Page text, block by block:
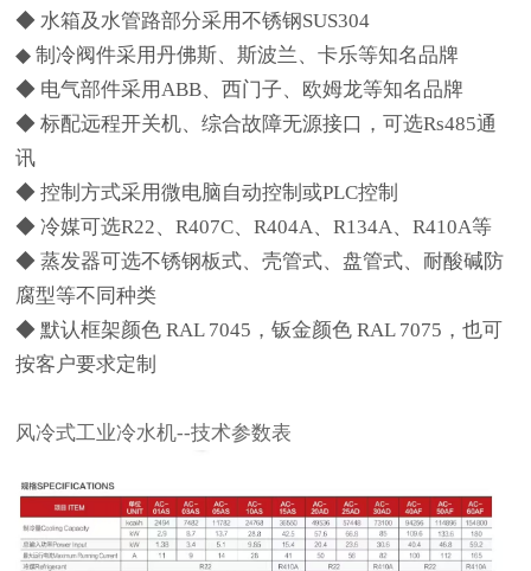
◆ 水箱及水管路部分采用不锈钢SUS304
◆ 制冷阀件采用丹佛斯、斯波兰、卡乐等知名品牌
◆ 电气部件采用ABB、西门子、欧姆龙等知名品牌
◆ 标配远程开关机、综合故障无源接口，可选Rs485通
讯
◆ 控制方式采用微电脑自动控制或PLC控制
◆ 冷媒可选R22、R407C、R404A、R134A、R410A等
◆ 蒸发器可选不锈钢板式、壳管式、盘管式、耐酸碱防
腐型等不同种类
◆ 默认框架颜色 RAL 7045，钣金颜色 RAL 7075，也可
按客户要求定制
风冷式工业冷水机--技术参数表